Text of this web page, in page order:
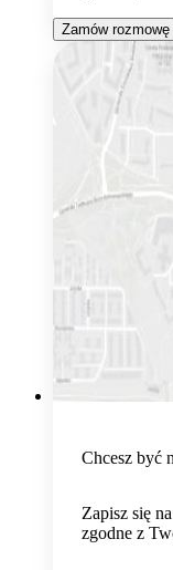
Zamów rozmowę
Chcesz być
Zapisz się
zgodne z